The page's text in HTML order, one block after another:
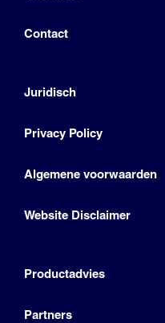
Contact
Juridisch
Privacy Policy
Algemene voorwaarden
Website Disclaimer
Productadvies
Partners